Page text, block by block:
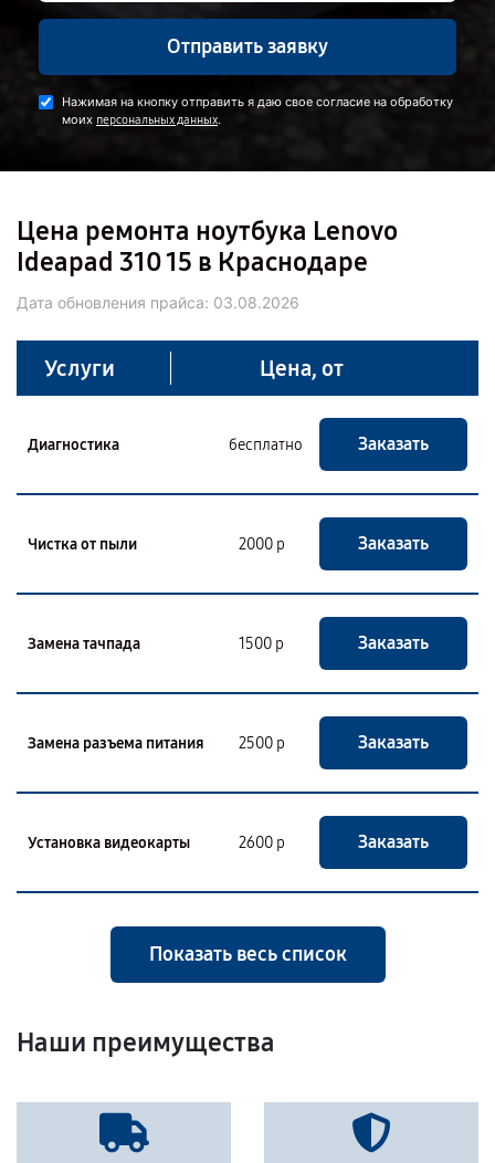
Отправить заявку
Нажимая на кнопку отправить я даю свое согласие на обработку
моих персональных данных.
Цена ремонта ноутбука Lenovo
Ideapad 310 15 в Краснодаре
Дата обновления прайса: 03.08.2026
Услуги Цена, от
Диагностика бесплатно Заказать
Чистка от пыли 2000 р Заказать
Замена тачпада 1500 р Заказать
Замена разъема питания 2500 р Заказать
Установка видеокарты 2600 р Заказать
Показать весь список
Наши преимущества